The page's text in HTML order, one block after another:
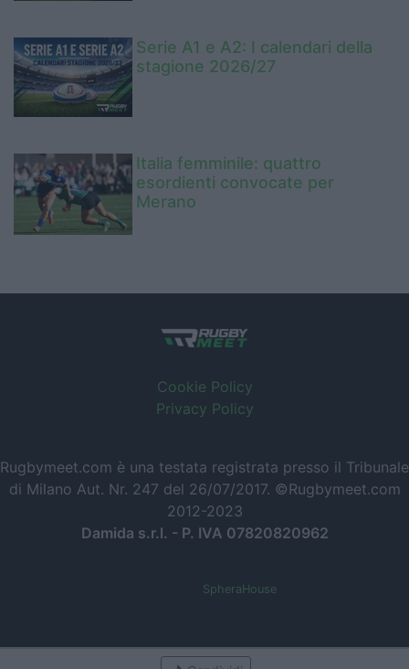
Serie A1 e A2: I calendari della
stagione 2026/27
Italia femminile: quattro
esordienti convocate per
Merano
Cookie Policy
Privacy Policy
Rugbymeet.com è una testata registrata presso il Tribunale
di Milano Aut. Nr. 247 del 26/07/2017. ©Rugbymeet.com
2012-2023
Damida s.r.l. - P. IVA 07820820962
SpheraHouse